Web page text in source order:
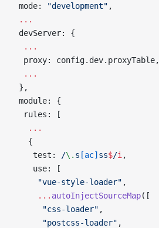
mode:
"development" ,
...
devServer: {
  ...
  proxy: config.dev.proxyTable,
  ...
},
module: {
  rules: [
   ...
   {
    test:
/\. s [ac] ss$/i ,
    use: [
     "vue-style-loader"
,
     ...
autoInjectSourceMap([
      "css-loader"
,
      "postcss-loader"
,